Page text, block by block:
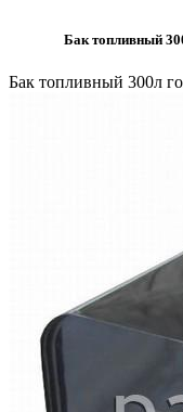
Бак топливный
Бак топливный 300л